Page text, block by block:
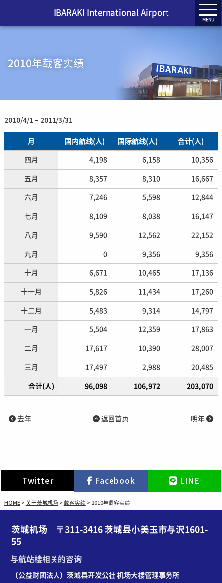
IBARAKI International Airport
MENU
2010年载客实绩
2010/4/1 – 2011/3/31
月 国内航线(人) 国际航线(人) 合计(人)
四月 4,198 6,158 10,356
五月 8,357 8,310 16,667
六月 7,246 5,598 12,844
七月 8,109 8,038 16,147
八月 9,590 12,562 22,152
九月 0 9,356 9,356
十月 6,671 10,465 17,136
十一月 5,826 11,434 17,260
十二月 5,483 9,314 14,797
一月 5,504 12,359 17,863
二月 17,617 10,390 28,007
三月 17,497 2,988 20,485
合计(人) 96,098 106,972 203,070
去年 返回首页 明年
Twitter Facebook LINE
HOME> 关于茨城机场 > 载客实绩 > 2010年载客实绩
茨城机场 〒311-3416 茨城县小美玉市与沢1601-
55
与航站楼相关的咨询
（公益财团法人）茨城县开发公社 机场大楼管理事务所